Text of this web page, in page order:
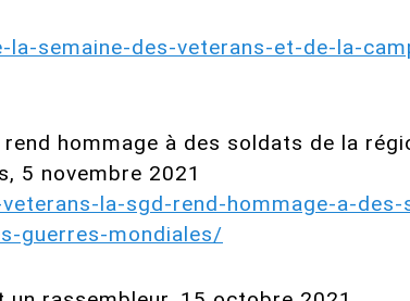
semaine-des-veterans-et-de-la-
rend hommage à des soldats de la
5 novembre 2021
la-sgd-rend-hommage-a-
guerres-mondiales/